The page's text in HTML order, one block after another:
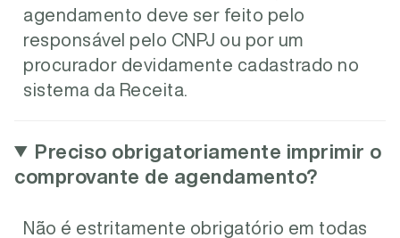
agendamento deve ser feito pelo
responsável pelo CNPJ ou por um
procurador devidamente cadastrado no
sistema da Receita.
Preciso obrigatoriamente imprimir o
comprovante de agendamento?
Não é estritamente obrigatório em todas